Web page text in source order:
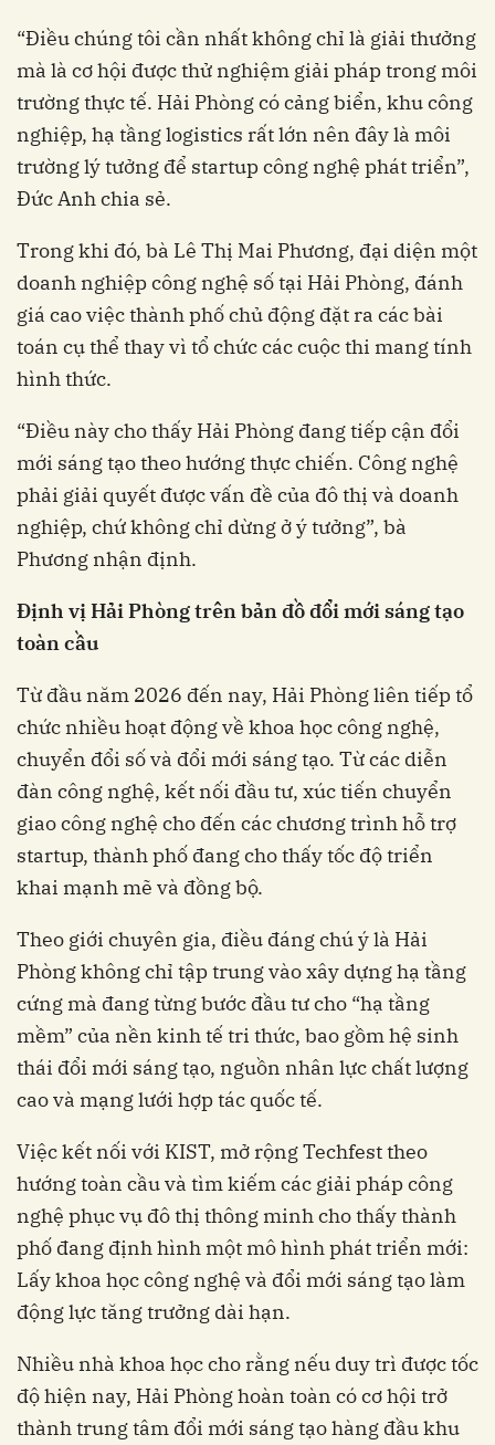
“Điều chúng tôi cần nhất không chỉ là giải thưởng
mà là cơ hội được thử nghiệm giải pháp trong môi
trường thực tế. Hải Phòng có cảng biển, khu công
nghiệp, hạ tầng logistics rất lớn nên đây là môi
trường lý tưởng để startup công nghệ phát triển”,
Đức Anh chia sẻ.
Trong khi đó, bà Lê Thị Mai Phương, đại diện một
doanh nghiệp công nghệ số tại Hải Phòng, đánh
giá cao việc thành phố chủ động đặt ra các bài
toán cụ thể thay vì tổ chức các cuộc thi mang tính
hình thức.
“Điều này cho thấy Hải Phòng đang tiếp cận đổi
mới sáng tạo theo hướng thực chiến. Công nghệ
phải giải quyết được vấn đề của đô thị và doanh
nghiệp, chứ không chỉ dừng ở ý tưởng”, bà
Phương nhận định.
Định vịHảiPhòngtrênbảnđồđổimớisángtạo
toàncầu
Từ đầu năm 2026 đến nay, Hải Phòng liên tiếp tổ
chức nhiều hoạt động về khoa học công nghệ,
chuyển đổi số và đổi mới sáng tạo. Từ các diễn
đàn công nghệ, kết nối đầu tư, xúc tiến chuyển
giao công nghệ cho đến các chương trình hỗ trợ
startup, thành phố đang cho thấy tốc độ triển
khai mạnh mẽ và đồng bộ.
Theo giới chuyên gia, điều đáng chú ý là Hải
Phòng không chỉ tập trung vào xây dựng hạ tầng
cứng mà đang từng bước đầu tư cho “hạ tầng
mềm” của nền kinh tế tri thức, bao gồm hệ sinh
thái đổi mới sáng tạo, nguồn nhân lực chất lượng
cao và mạng lưới hợp tác quốc tế.
Việc kết nối với KIST, mở rộng Techfest theo
hướng toàn cầu và tìm kiếm các giải pháp công
nghệ phục vụ đô thị thông minh cho thấy thành
phố đang định hình một mô hình phát triển mới:
Lấy khoa học công nghệ và đổi mới sáng tạo làm
động lực tăng trưởng dài hạn.
Nhiều nhà khoa học cho rằng nếu duy trì được tốc
độ hiện nay, Hải Phòng hoàn toàn có cơ hội trở
thành trung tâm đổi mới sáng tạo hàng đầu khu